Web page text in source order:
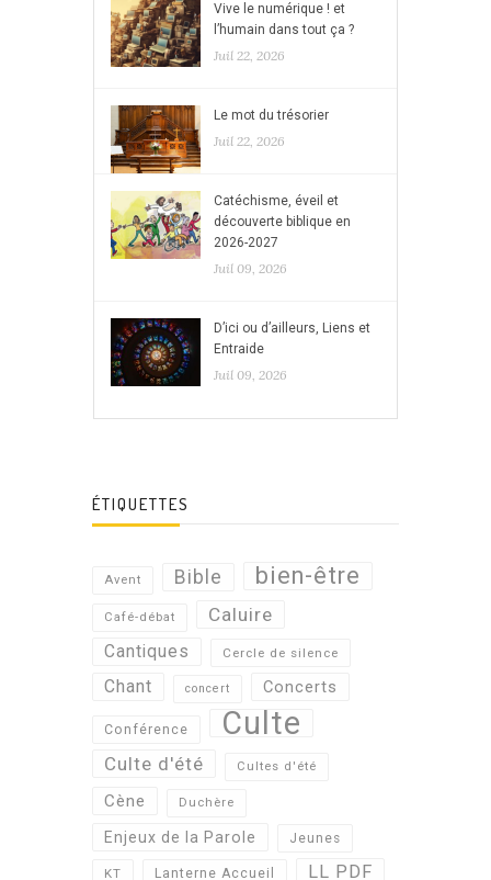
Vive le numérique ! et
l’humain dans tout ça ?
Juil 22, 2026
Le mot du trésorier
Juil 22, 2026
Catéchisme, éveil et
découverte biblique en
2026-2027
Juil 09, 2026
D’ici ou d’ailleurs, Liens et
Entraide
Juil 09, 2026
ÉTIQUETTES
Avent Bible bien-être
Café-débat Caluire
Cantiques Cercle de silence
Chant concert Concerts
Conférence Culte
Culte d'été Cultes d'été
Cène Duchère
Enjeux de la Parole Jeunes
KT Lanterne Accueil LL PDF